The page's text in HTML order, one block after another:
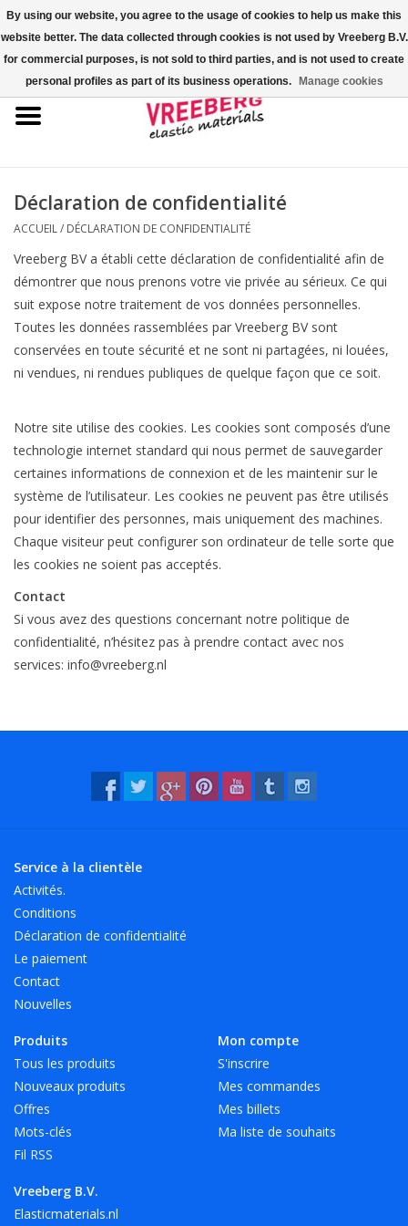
0 Articles - €0,00
Accueil
Élastiques colorés
Élastiques pour palette
Élastiques en croix ou en H
Élastique noué
Offre élastiques noirs !
Offre élastiques Blanc !
Déclaration de confidentialité
ACCUEIL/ DÉCLARATION DE CONFIDENTIALITÉ
Vreeberg BV a établi cette déclaration de confidentialité afin de
démontrer que nous prenons votre vie privée au sérieux. Ce qui
suit expose notre traitement de vos données personnelles.
Toutes les données rassemblées par Vreeberg BV sont
conservées en toute sécurité et ne sont ni partagées, ni louées,
ni vendues, ni rendues publiques de quelque façon que ce soit.
Notre site utilise des cookies. Les cookies sont composés d’une
technologie internet standard qui nous permet de sauvegarder
certaines informations de connexion et de les maintenir sur le
système de l’utilisateur. Les cookies ne peuvent pas être utilisés
pour identifier des personnes, mais uniquement des machines.
Chaque visiteur peut configurer son ordinateur de telle sorte que
les cookies ne soient pas acceptés.
Contact
Si vous avez des questions concernant notre politique de
confidentialité, n’hésitez pas à prendre contact avec nos
services: info@vreeberg.nl
Service à la clientèle
Activités.
Conditions
Déclaration de confidentialité
Le paiement
Contact
Nouvelles
Produits
Tous les produits
Nouveaux produits
Offres
Mots-clés
Fil RSS
Mon compte
S'inscrire
Mes commandes
Mes billets
Ma liste de souhaits
Vreeberg B.V.
Elasticmaterials.nl
By using our website, you agree to the usage of cookies to help us make this
website better. The data collected through cookies is not used by Vreeberg B.V.
for commercial purposes, is not sold to third parties, and is not used to create
personal profiles as part of its business operations.
Manage cookies